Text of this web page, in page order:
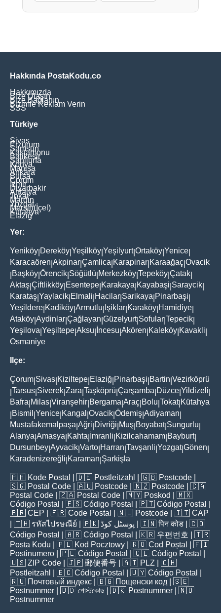
Hakkında PostaKodu.co
Hakkımızda
Bize Ulaşın
Bize Bağlanın
Bizimle Reklam Verin
SSS
Türkiye
Sivas
Erzurum
Samsun
Kastamonu
Balikesir
Şanliurfa
Konya
Manisa
Ankara
Bursa
Çorum
İzmir
Diyarbakir
Antalya
Tokat
Mardin
Yozgat
Mersin(İçel)
Kütahya
Elaziğ
Yer:
Yeniköy Dereköy Yeşilköy Yeşilyurt|Ortaköy Yenice
Karacaören Akpinar Çamlica Karapinar Karaağaç Ovacik
Başköy Örencik Söğütlü Merkezköy Tepeköy Çatak
Aktaş Çiftlikköy Esentepe Karakaya Kayabaşi Saraycik
Karataş Yaylacik Elmali Hacilar Sarikaya Pinarbaşi
Yeşildere Kadiköy Armutlu Işiklar Karaköy Hamidiye
Ataköy Aydinlar Çağlayan Güzelyurt| Sofular Tepecik
Yeşilova Yeşiltepe Aksu İncesu Akören Kaleköy Kavakli
Osmaniye
Ilçe:
Çorum Sivas Kiziltepe Elaziğ Pinarbaşi Bartin Vezirköprü
Tarsus Siverek Zara Taşköprü Çarşamba Düzce Yildizeli
Bafra Milas Viranşehir Bergama Araç Bolu Tokat| Kütahya
Bismil Yenice Kangal Ovacik Ödemiş Adiyaman
Mustafakemalpaşa Ağri Divriği Muş Boyabat| Sungurlu
Alanya Amasya Kahta İmranli Kizilcahamam Bayburt|
Dursunbey Ayvacik Varto Harran Tavşanli Yozgat|Gönen
Karadenizereğli Karaman Şarkişla
🇵🇭 Kode Postal | 🇩🇪 Postleitzahl | 🇬🇧 Postcode
🇸🇬 Postal Code | 🇦🇺 Postcode | 🇳🇿 Postcode | 🇨🇦
Postal Code | 🇿🇦 Postal Code | 🇲🇾 Poskod
| 🇲🇽
Código Postal
| 🇪🇸 Código Postal | 🇵🇹 Código Postal
🇧🇷 CEP | 🇫🇷 Code Postal | 🇳🇱 Postcode | 🇮🇹 CAP
| 🇹🇭 รหัสไปรษณีย์ | 🇵🇰 پوسٹل کوڈ | 🇮🇳पिन कोड | 🇨🇴
Código Postal
| 🇦🇷 Código Postal | 🇰🇷 우편번호
| 🇹🇷
Posta Kodu | 🇵🇱 Kod Pocztowy | 🇷🇴 Cod Poștal
| 🇫🇮
Postinumero | 🇵🇪 Código Postal | 🇨🇱 Código Postal
🇺🇸 ZIP Code | 🇯🇵 郵便番号 | 🇦🇹 PLZ | 🇨🇭
Postleitzahl
| 🇪🇨 Código Postal | 🇺🇾 Código Postal
🇷🇺 Почтовый индекс | 🇧🇬 Пощенски код | 🇸🇪
Postnummer | 🇧🇩 পোস্টকোড | 🇩🇰 Postnummer | 🇳🇴
Postnummer